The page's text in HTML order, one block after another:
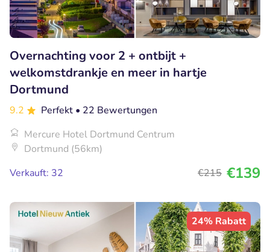
Overnachting voor 2 + ontbijt +
welkomstdrankje en meer in hartje
Dortmund
9.2 Perfekt • 22 Bewertungen
Mercure Hotel Dortmund Centrum
Dortmund (56km)
Verkauft: 32
€215 €139
24% Rabatt